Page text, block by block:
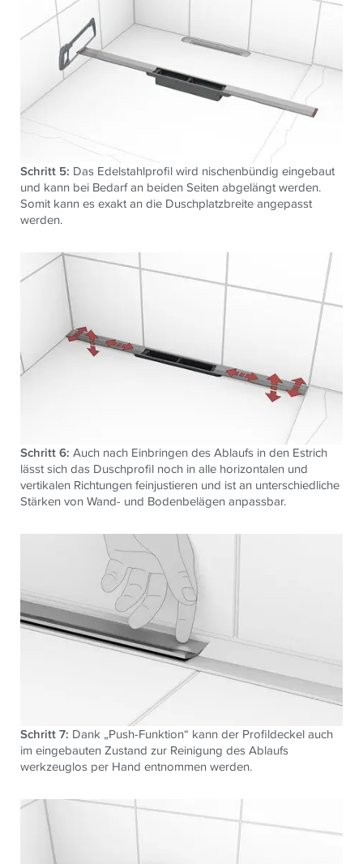
Schritt 5: Das Edelstahlprofil wird nischenbündig eingebaut
und kann bei Bedarf an beiden Seiten abgelängt werden.
Somit kann es exakt an die Duschplatzbreite angepasst
werden.
Schritt 6: Auch nach Einbringen des Ablaufs in den Estrich
lässt sich das Duschprofil noch in alle horizontalen und
vertikalen Richtungen feinjustieren und ist an unterschiedliche
Stärken von Wand- und Bodenbelägen anpassbar.
Schritt 7: Dank „Push-Funktion“ kann der Profildeckel auch
im eingebauten Zustand zur Reinigung des Ablaufs
werkzeuglos per Hand entnommen werden.